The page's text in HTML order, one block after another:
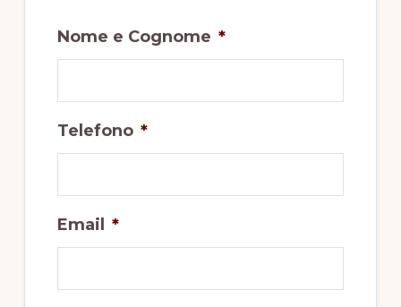
Nome e Cognome *
Telefono *
Email *